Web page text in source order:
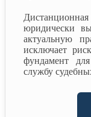
Дистанционная
юридически
актуальную
исключает
фундамент
службу